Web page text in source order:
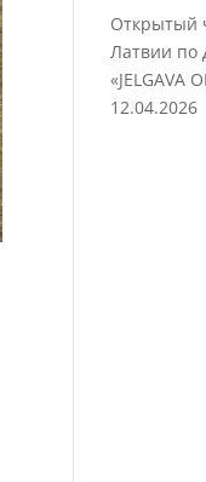
Открытый
Латвии по
«JELGAVA
12.04.2026